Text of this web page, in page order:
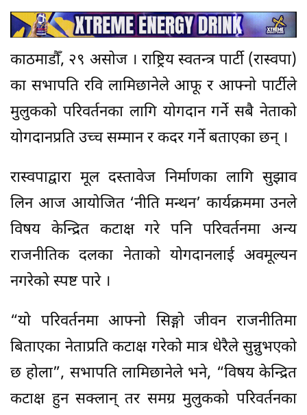
काठमाडौँ, २९ असोज । राष्ट्रिय स्वतन्त्र पार्टी (रास्वपा)
का सभापति रवि लामिछानेले आफू र आफ्नो पार्टीले
मुलुकको परिवर्तनका लागि योगदान गर्ने सबै नेताको
योगदानप्रति उच्च सम्मान र कदर गर्ने बताएका छन् ।
रास्वपाद्वारा मूल दस्तावेज निर्माणका लागि सुझाव
लिन आज आयोजित ‘नीति मन्थन’ कार्यक्रममा उनले
विषय केन्द्रित कटाक्ष गरे पनि परिवर्तनमा अन्य
राजनीतिक दलका नेताको योगदानलाई अवमूल्यन
नगरेको स्पष्ट पारे ।
“यो परिवर्तनमा आफ्नो सिङ्गो जीवन राजनीतिमा
बिताएका नेताप्रति कटाक्ष गरेको मात्र धेरैले सुन्नुभएको
छ होला”, सभापति लामिछानेले भने, “विषय केन्द्रित
कटाक्ष हुन सक्लान् तर समग्र मुलुकको परिवर्तनका